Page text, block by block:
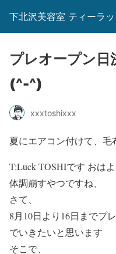
下北沢美容室 ティーラ
プレオープン日
(^-^)
xxxtoshixxx
夏にエアコン付けて、
T:Luck TOSHIです おは
体調崩すやつですね、
さて、
8月10日より16日までプ
でいきたいと思います
そこで、